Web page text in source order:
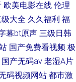
欧美电影在线 伦理
大全 久久福利 福
幕bt原声 三级日韩
国产免费看视频 极
国产无码av 老湿A片
码视频网站 都市激